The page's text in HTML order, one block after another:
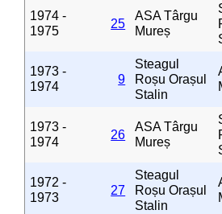
1974 -
1975
25
ASA Târgu
Mureș
1973 -
1974
9
Steagul
Roșu Orașul
Stalin
1973 -
1974
26
ASA Târgu
Mureș
1972 -
1973
27
Steagul
Roșu Orașul
Stalin